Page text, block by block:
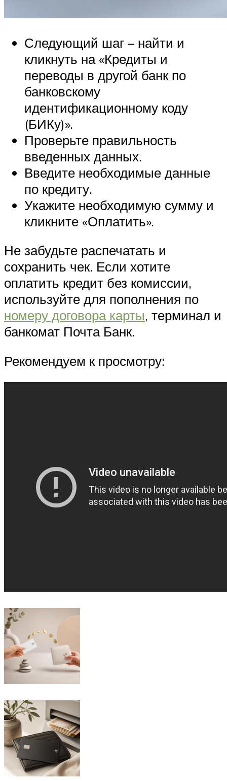
Следующий шаг – найти и
кликнуть на «Кредиты и
переводы в другой банк по
банковскому
идентификационному коду
(БИКу)».
Проверьте правильность
введенных данных.
Введите необходимые данные
по кредиту.
Укажите необходимую сумму и
кликните «Оплатить».
Не забудьте распечатать и
сохранить чек. Если хотите
оплатить кредит без комиссии,
используйте для пополнения по
номеру договора карты, терминал и
банкомат Почта Банк.
Рекомендуем к просмотру: